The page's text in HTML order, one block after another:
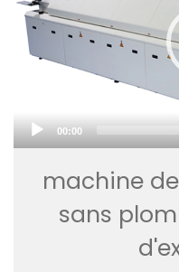
00:00
machine
sans